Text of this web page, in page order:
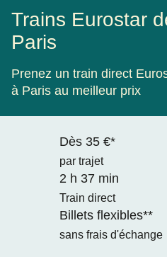
Trains Eurostar
Paris
Prenez un train direct
à Paris au meilleur prix
Dès 35 €*
par trajet
2 h 37 min
Train direct
Billets flexibles**
sans frais d'échange